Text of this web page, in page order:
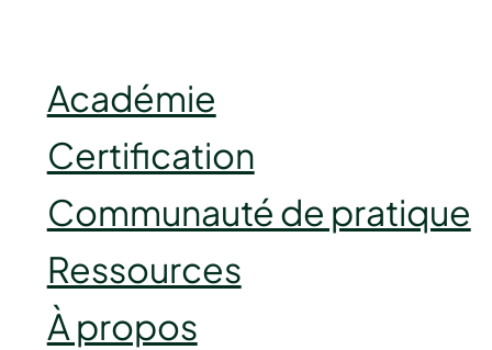
Académie
Certification
Communauté de pratique
Ressources
À propos